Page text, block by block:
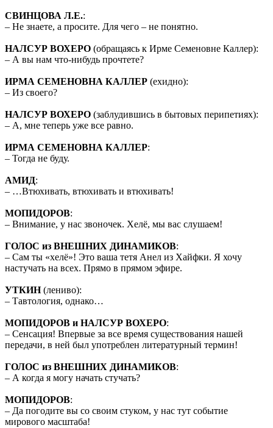
СВИНЦОВА Л.Е.:
– Не знаете, а просите. Для чего – не понятно.
НАЛСУР ВОХЕРО (обращаясь к Ирме Семеновне Каллер):
– А вы нам что-нибудь прочтете?
ИРМА СЕМЕНОВНА КАЛЛЕР (ехидно):
– Из своего?
НАЛСУР ВОХЕРО (заблудившись в бытовых перипетиях):
– А, мне теперь уже все равно.
ИРМА СЕМЕНОВНА КАЛЛЕР:
– Тогда не буду.
АМИД:
– …Втюхивать, втюхивать и втюхивать!
МОПИДОРОВ:
– Внимание, у нас звоночек. Хелё, мы вас слушаем!
ГОЛОС из ВНЕШНИХ ДИНАМИКОВ:
– Сам ты «хелё»! Это ваша тетя Анел из Хайфки. Я хочу
настучать на всех. Прямо в прямом эфире.
УТКИН(лениво):
– Тавтология, однако…
МОПИДОРОВ и НАЛСУР ВОХЕРО:
– Сенсация! Впервые за все время существования нашей
передачи, в ней был употреблен литературный термин!
ГОЛОС из ВНЕШНИХ ДИНАМИКОВ:
– А когда я могу начать стучать?
МОПИДОРОВ:
– Да погодите вы со своим стуком, у нас тут событие
мирового масштаба!